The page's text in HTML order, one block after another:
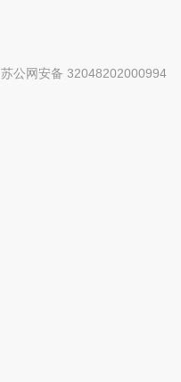
苏公网安备 32048202000994